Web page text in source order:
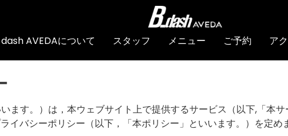
AVEDAについて スタッフ メニュー ご予約 ア
ます。）は，本ウェブサイト上で提供するサービス（以下,「本
イバシーポリシー（以下，「本ポリシー」といいます。）を定め